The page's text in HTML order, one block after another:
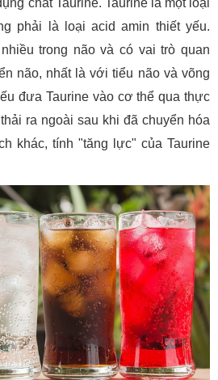
chất Taurine. Taurine là một loại
phải là loại acid amin thiết yếu.
trong não và có vai trò quan
não, nhất là với tiểu não và võng
đưa Taurine vào cơ thể qua thực
ra ngoài sau khi đã chuyển hóa
khác, tính "tăng lực" của Taurine